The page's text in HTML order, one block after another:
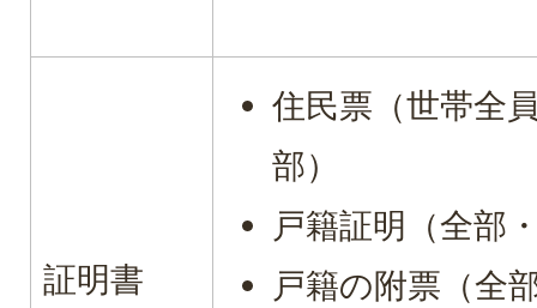
証明書
住民票（世帯全
部）
戸籍証明（全部
戸籍の附票（全